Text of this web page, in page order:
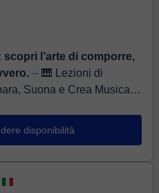
scopri l’arte di comporre,
⏤ 🎹 Lezioni di
Suona e Crea Musica
disponibilità